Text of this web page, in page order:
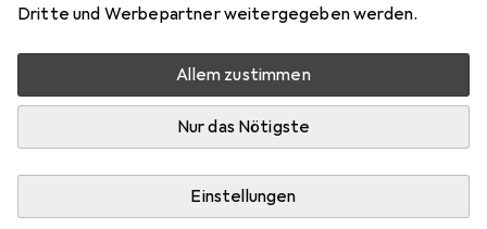
Dritte und Werbepartner weitergegeben werden.
Allem zustimmen
Nur das Nötigste
Einstellungen
Zwischen Fr, 7.8. und Di, 11.8. geliefert
Mehr als 10 Stück an Lager beim Lieferanten
Lieferort angeben für genaue Lieferzeit
In den Warenkorb